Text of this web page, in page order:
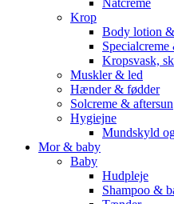
Natcreme
Krop
Body lotion
Specialcreme
Kropsvask,
Muskler & led
Hænder & fødder
Solcreme & aftersun
Hygiejne
Mundskyld
Mor & baby
Baby
Hudpleje
Shampoo &